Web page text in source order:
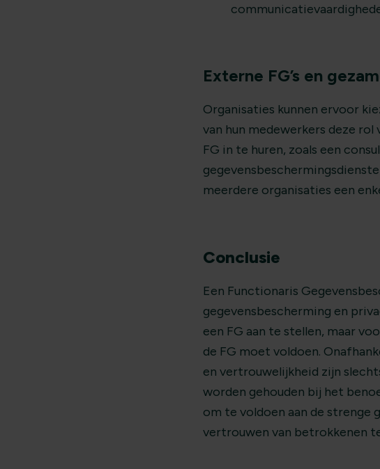
Externe FG’s en
Organisaties kunnen ervoor
van hun medewerkers deze
FG in te huren, zoals een
meerdere organisaties een
Conclusie
Een Functionaris
gegevensbescherming en
een FG aan te stellen, maar
de FG moet voldoen.
en vertrouwelijkheid zijn
worden gehouden bij het
om te voldoen aan de strenge
vertrouwen van betrokkenen